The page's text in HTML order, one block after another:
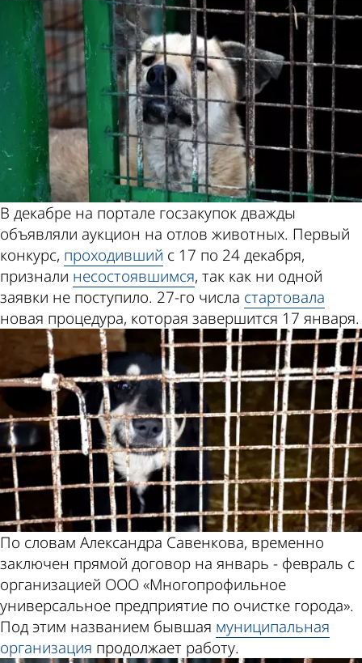
В декабре на портале госзакупок дважды
объявляли аукцион на отлов животных. Первый
конкурс, проходивший с 17 по 24 декабря,
признали несостоявшимся, так как ни одной
заявки не поступило. 27-го числа стартовала
новая процедура, которая завершится 17 января.
По словам Александра Савенкова, временно
заключен прямой договор на январь - февраль с
организацией ООО «Многопрофильное
универсальное предприятие по очистке города».
Под этим названием бывшая муниципальная
организация продолжает работу.